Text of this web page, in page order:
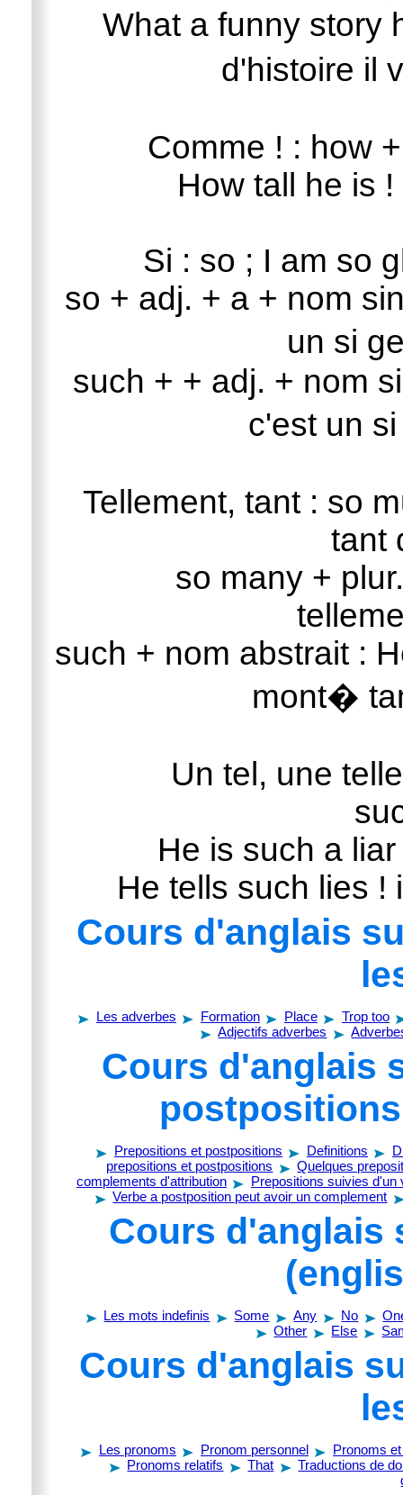
What a funny story
d'histoire il
Comme ! : how
How tall he is
Si : so ; I am so
so + adj. + a + nom
un si
such + + adj. + nom
c'est un
Tellement, tant : so
tant
so many +
such + nom abstrait :
mont�
Un tel, une
He is such a
He tells such lies !
Cours d'anglais
Les adverbes Formation Place
Trop too
Adjectifs adverbes
Cours d'anglais
Prepositions et postpositions Definitions
prepositions et postpositions
Quelques
complements d'attribution
Prepositions suivies d'un
Verbe a postposition peut avoir un complement
Cours d'anglais
Les mots indefinis Some Any No
Other
Else
Cours d'anglais
Les pronoms Pronom personnel
Pronoms
Pronoms relatifs
That
Traductions de